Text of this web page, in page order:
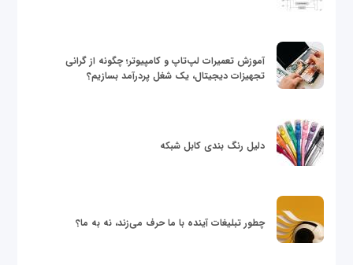
آموزش تعمیرات لپ‌تاپ و کامپیوتر؛ چگونه از گرانی
تجهیزات دیجیتال، یک شغل پردرآمد بسازیم؟
دلیل رنگ بندی کابل شبکه
چطور تبلیغات آینده با ما حرف می‌زند، نه به ما؟